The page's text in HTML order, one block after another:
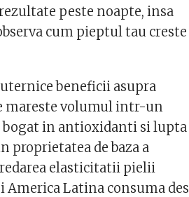
peste noapte, insa
cum pieptul tau creste
beneficii asupra
mareste volumul intr-un
bogat in antioxidanti si lupta
proprietatea de baza a
elasticitatii pielii
America Latina consuma des